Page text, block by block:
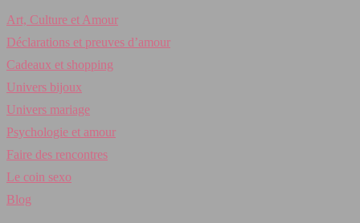
Art, Culture et Amour
Déclarations et preuves d’amour
Cadeaux et shopping
Univers bijoux
Univers mariage
Psychologie et amour
Faire des rencontres
Le coin sexo
Blog